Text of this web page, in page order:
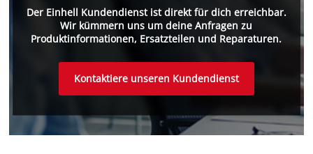
Der Einhell Kundendienst ist direkt für dich erreichbar.
Wir kümmern uns um deine Anfragen zu
Produktinformationen, Ersatzteilen und Reparaturen.
Kontaktiere unseren Kundendienst